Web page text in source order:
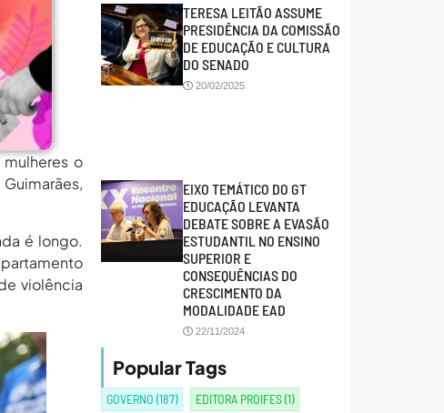
o
é longo.
violência
TERESA LEITÃO ASSUME
PRESIDÊNCIA DA COMISSÃO
DE EDUCAÇÃO E CULTURA
DO SENADO
20/02/2025
EIXO TEMÁTICO DO GT
EDUCAÇÃO LEVANTA
DEBATE SOBRE A EVASÃO
ESTUDANTIL NO ENSINO
SUPERIOR E
CONSEQUÊNCIAS DO
CRESCIMENTO DA
MODALIDADE EAD
22/11/2024
Popular Tags
GOVERNO (187) EDITORA PROIFES(1)